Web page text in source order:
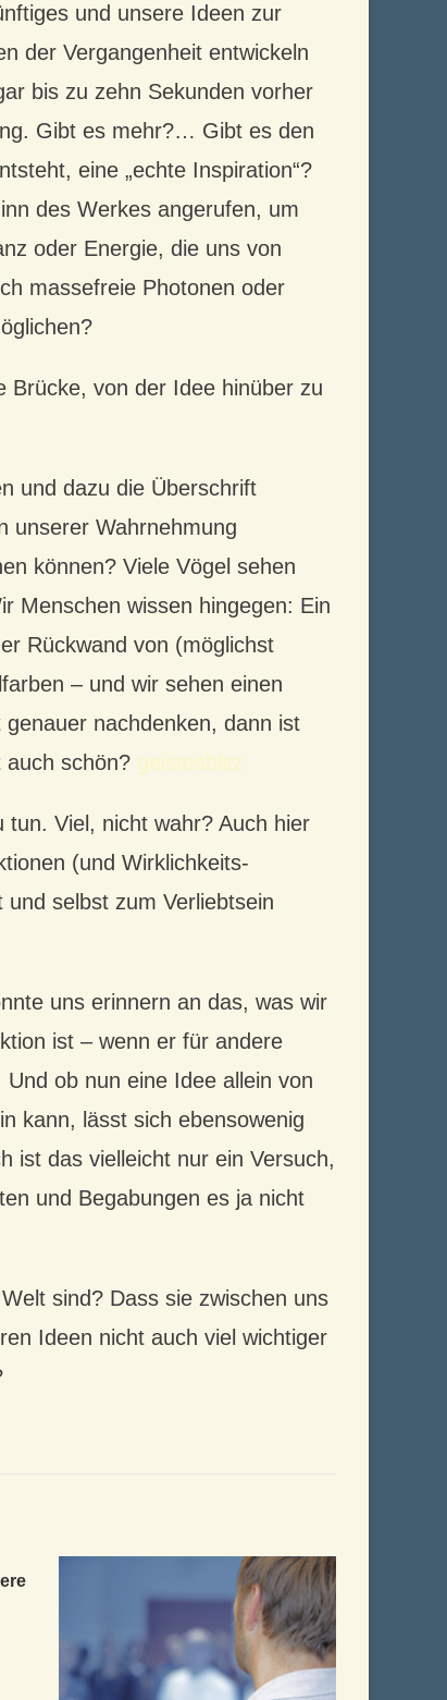
und unsere Ideen zur
der Vergangenheit entwickeln
bis zu zehn Sekunden vorher
Gibt es mehr?… Gibt es den
eine „echte Inspiration“?
des Werkes angerufen, um
oder Energie, die uns von
massefreie Photonen oder
Brücke, von der Idee hinüber zu
und dazu die Überschrift
unserer Wahrnehmung
können? Viele Vögel sehen
Menschen wissen hingegen: Ein
Rückwand von (möglichst
– und wir sehen einen
nachdenken, dann ist
schön? geistesblitz
Viel, nicht wahr? Auch hier
(und Wirklichkeits-
selbst zum Verliebtsein
uns erinnern an das, was wir
ist – wenn er für andere
ob nun eine Idee allein von
kann, lässt sich ebensowenig
ist das vielleicht nur ein Versuch,
und Begabungen es ja nicht
sind? Dass sie zwischen uns
Ideen nicht auch viel wichtiger